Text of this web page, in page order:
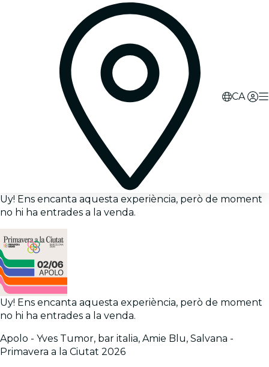
CA
Uy! Ens encanta aquesta experiència, però de moment
no hi ha entrades a la venda.
Uy! Ens encanta aquesta experiència, però de moment
no hi ha entrades a la venda.
Apolo - Yves Tumor, bar italia, Amie Blu, Salvana -
Primavera a la Ciutat 2026